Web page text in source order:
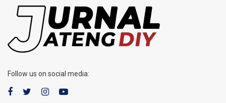
Follow us on social media: